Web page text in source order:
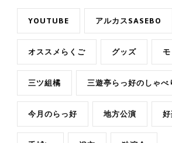
YOUTUBE アルカスSASEBO
オススメらくご グッズ
三ツ組橘 三遊亭らっ好のしゃべ
今月のらっ好 地方公演 好